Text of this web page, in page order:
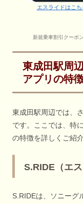
エスライドはこち
新規乗車割引クーポ
東成田駅周
アプリの特
東成田駅周辺では、
です。ここでは、特
の特徴を詳しくご紹介
S.RIDE（エ
S.RIDEは、ソニーグ